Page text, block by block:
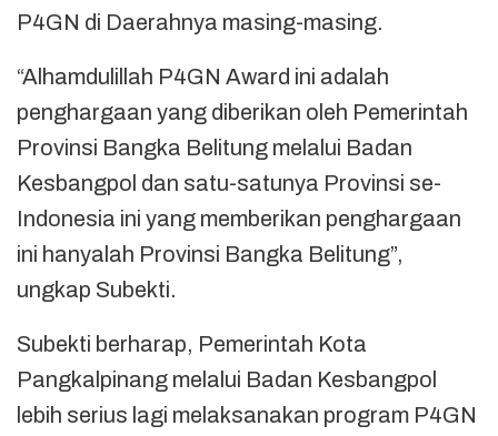
P4GN di Daerahnya masing-masing.
“Alhamdulillah P4GN Award ini adalah
penghargaan yang diberikan oleh Pemerintah
Provinsi Bangka Belitung melalui Badan
Kesbangpol dan satu-satunya Provinsi se-
Indonesia ini yang memberikan penghargaan
ini hanyalah Provinsi Bangka Belitung”,
ungkap Subekti.
Subekti berharap, Pemerintah Kota
Pangkalpinang melalui Badan Kesbangpol
lebih serius lagi melaksanakan program P4GN